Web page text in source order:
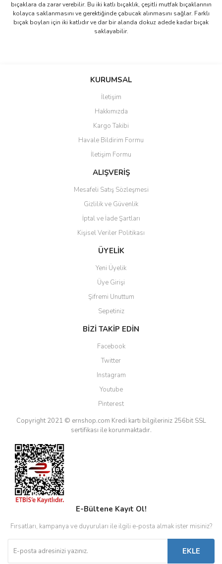
bıçaklara da zarar verebilir. Bu iki katlı bıçaklık, çeşitli mutfak bıçaklarının
kolayca saklanmasını ve gerektiğinde çabucak alınmasını sağlar. Farklı
bıçak boyları için iki katlıdır ve dar bir alanda dokuz adede kadar bıçak
saklayabilir.
Bu ürüne ilk yorumu siz yapın!
Ürün resmi kalitesiz, bozuk veya görüntülenemiyor.
Ürün açıklamasında eksik bilgiler bulunuyor.
Ürün bilgilerinde hatalar bulunuyor.
Ürün fiyatı diğer sitelerden daha pahalı.
Bu ürüne benzer farklı alternatifler olmalı.
Gönder
KURUMSAL
İletişim
Hakkımızda
Kargo Takibi
Havale Bildirim Formu
İletişim Formu
ALIŞVERİŞ
Mesafeli Satış Sözleşmesi
Gizlilik ve Güvenlik
İptal ve İade Şartları
Kişisel Veriler Politikası
ÜYELİK
Yeni Üyelik
Üye Girişi
Şifremi Unuttum
Sepetiniz
BİZİ TAKİP EDİN
Facebook
Twitter
Instagram
Youtube
Pinterest
Copyright 2021 © ernshop.com Kredi kartı bilgileriniz 256bit SSL
sertifikası ile korunmaktadır.
E-Bültene Kayıt Ol!
Fırsatları, kampanya ve duyuruları ile ilgili e-posta almak ister misiniz?
EKLE